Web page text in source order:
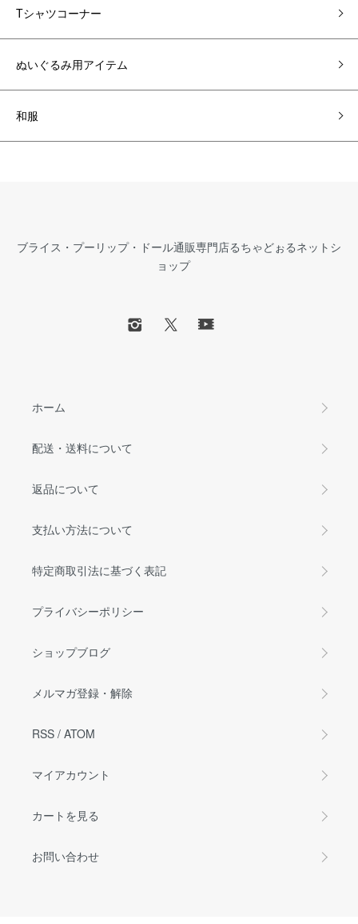
Tシャツコーナー
ぬいぐるみ用アイテム
和服
ブライス・プーリップ・ドール通販専門店るちゃどぉるネットシ
ョップ
ホーム
配送・送料について
返品について
支払い方法について
特定商取引法に基づく表記
プライバシーポリシー
ショップブログ
メルマガ登録・解除
RSS / ATOM
マイアカウント
カートを見る
お問い合わせ